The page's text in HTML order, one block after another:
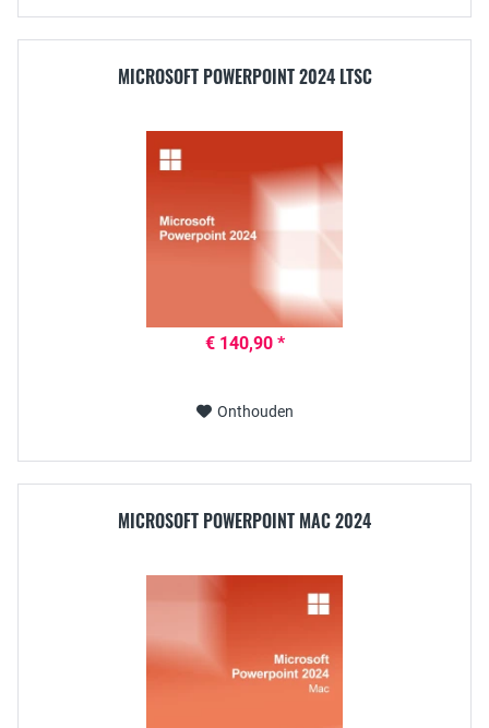
MICROSOFT POWERPOINT 2024 LTSC
€ 140,90 *
Onthouden
MICROSOFT POWERPOINT MAC 2024